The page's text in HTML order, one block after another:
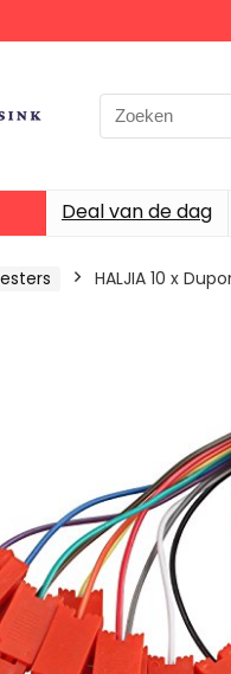
Deal van de dag
HALJIA 10 x